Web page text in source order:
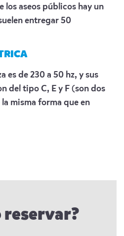
los aseos públicos hay un
entregar 50
es de 230 a 50 hz, y sus
del tipo C, E y F (son dos
misma forma que en
reservar?